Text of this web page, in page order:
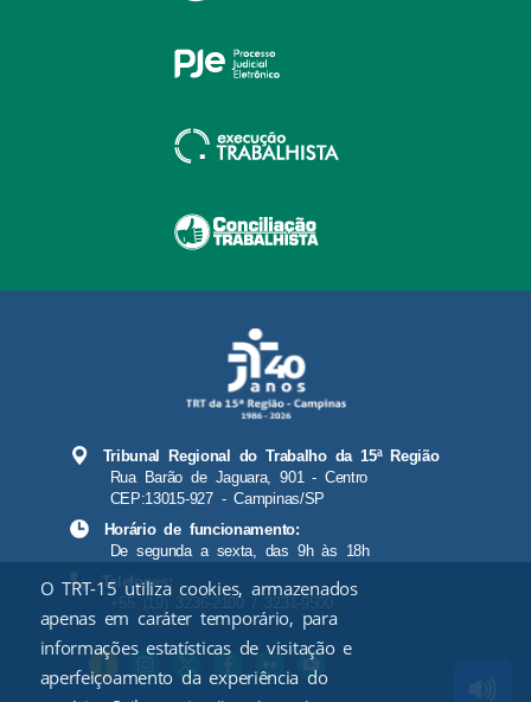
Tribunal Regional do Trabalho da 15ª Região
Rua Barão de Jaguara, 901 - Centro
CEP:13015-927 - Campinas/SP
Horário de funcionamento:
De segunda a sexta, das 9h às 18h
Telefones:
+55 (19) 3236-2100 / 3231-9500
O TRT-15 utiliza cookies, armazenados
apenas em caráter temporário, para
informações estatísticas de visitação e
aperfeiçoamento da experiência do